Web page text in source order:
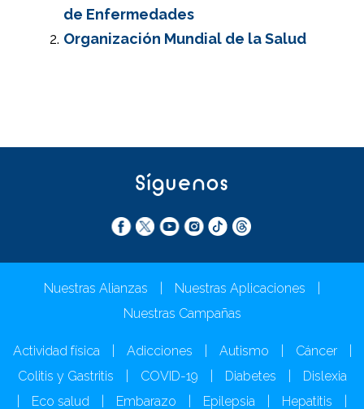
de Enfermedades
Organización Mundial de la Salud
Síguenos
Nuestras Alianzas Nuestras Aplicaciones
Nuestras Campañas
Actividad física Adicciones Autismo Cáncer
Colitis y Gastritis
COVID-19 Diabetes
Dislexia
Eco salud Embarazo Epilepsia Hepatitis